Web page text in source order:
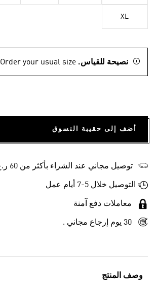
وصف المنتج
XL
نصيحة للقياس. Order your usual size.
أضف إلى حقيبة التسوق
توصيل مجاني عند الشراء بأكثر من 60 ر.ع
التوصيل خلال 5-7 أيام عمل
معاملات دفع آمنة